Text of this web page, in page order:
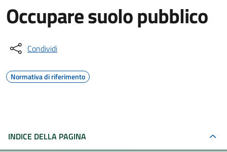
Occupare suolo pubblico
Condividi
Normativa di riferimento
INDICE DELLA PAGINA